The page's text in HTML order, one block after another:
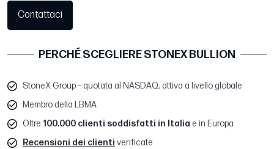
Contattaci
PERCHÉ SCEGLIERE STONEX BULLION
StoneX Group – quotata al NASDAQ, attiva a livello globale
Membro della LBMA
Oltre 100.000 clienti soddisfatti in Italia e in Europa
Recensioni dei clienti verificate